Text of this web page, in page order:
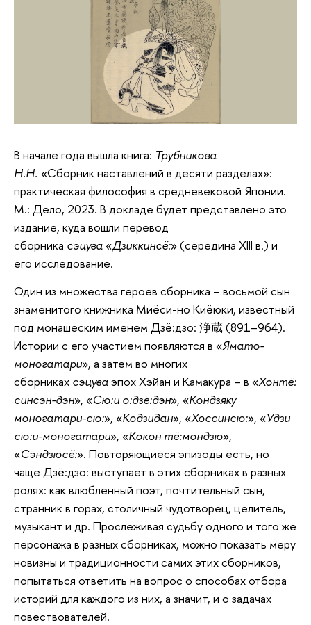
В начале года вышла книга: Трубникова
Н.Н. «Сборник наставлений в десяти разделах»:
практическая философия в средневековой Японии.
М.: Дело, 2023. В докладе будет представлено это
издание, куда вошли перевод
сборника сэцува «Дзиккинсё:» (середина XIII в.) и
его исследование.
Один из множества героев сборника – восьмой сын
знаменитого книжника Миёси-но Киёюки, известный
под монашеским именем Дзё:дзо: 浄蔵 (891–964).
Истории с его участием появляются в «Ямато-
моногатари», а затем во многих
сборниках сэцуваэпох Хэйан и Камакура – в «Хонтё:
синсэн-дэн», «Сю:и о:дзё:дэн», «Кондзяку
моногатари-сю:», «Кодзидан», «Хоссинсю:», «Удзи
сю:и-моногатари», «Кокон тё:мондзю»,
«Сэндзюсё:». Повторяющиеся эпизоды есть, но
чаще Дзё:дзо: выступает в этих сборниках в разных
ролях: как влюбленный поэт, почтительный сын,
странник в горах, столичный чудотворец, целитель,
музыкант и др. Прослеживая судьбу одного и того же
персонажа в разных сборниках, можно показать меру
новизны и традиционности самих этих сборников,
попытаться ответить на вопрос о способах отбора
историй для каждого из них, а значит, и о задачах
повествователей.